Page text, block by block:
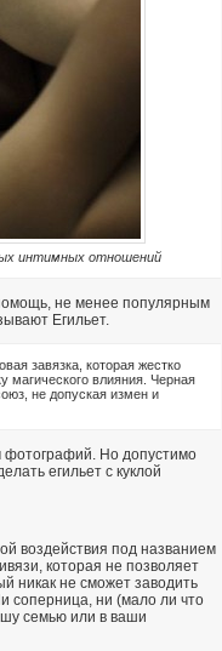
интимных отношений
не менее популярным
Егильет.
завязка, которая жестко
магического влияния. Черная
не допуская измен и
фотографий. Но допустимо
егильет с куклой
воздействия под названием
которая не позволяет
никак не сможет заводить
соперница, ни (мало ли что
семью или в ваши